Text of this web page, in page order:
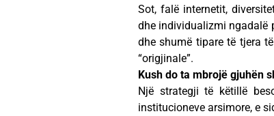
Sot, falë internetit,
dhe individualizmi ngadalë
dhe shumë tipare të tjera
“origjinale”.
Kush do ta mbrojë gjuhën
Një strategji të këtillë
institucioneve arsimore, e